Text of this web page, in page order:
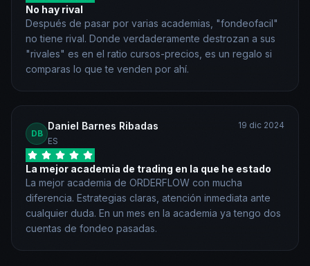
No hay rival
Después de pasar por varias academias, "fondeofacil"
no tiene rival. Donde verdaderamente destrozan a sus
"rivales" es en el ratio cursos-precios, es un regalo si
comparas lo que te venden por ahí.
DB
Daniel Barnes Ribadas
ES
19 dic 2024
La mejor academia de trading en la que he estado
La mejor academia de ORDERFLOW con mucha
diferencia. Estrategias claras, atención inmediata ante
cualquier duda. En un mes en la academia ya tengo dos
cuentas de fondeo pasadas.